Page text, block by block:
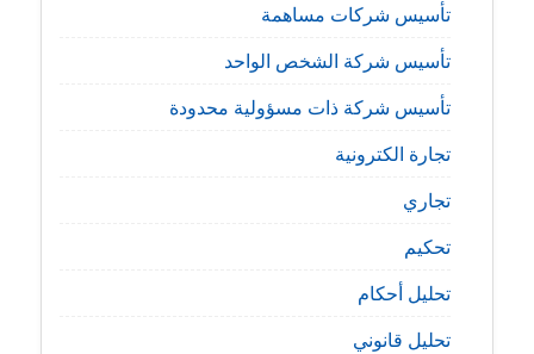
تأسيس شركات مساهمة
تأسيس شركة الشخص الواحد
تأسيس شركة ذات مسؤولية محدودة
تجارة الكترونية
تجاري
تحكيم
تحليل أحكام
تحليل قانوني